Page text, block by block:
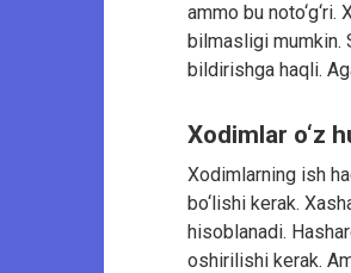
ammo bu
bilmasligi mumkin.
bildirishga haqli.
Xodimlar o‘z
Xodimlarning ish
bo‘lishi kerak.
hisoblanadi.
oshirilishi kerak.